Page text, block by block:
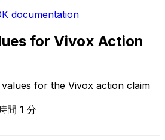
documentation
for Vivox Action
for the Vivox action claim
間 1 分